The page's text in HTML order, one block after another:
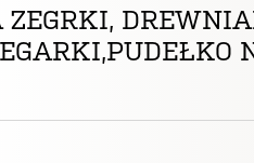
ZEGRKI,